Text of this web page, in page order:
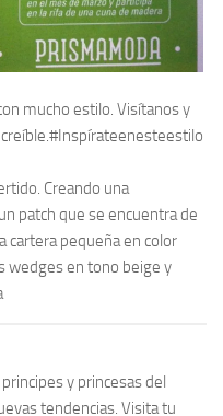
mucho estilo. Visítanos y
Creando una
patch que se encuentra de
cartera pequeña en color
wedges en tono beige y
y princesas del
tendencias. Visita tu